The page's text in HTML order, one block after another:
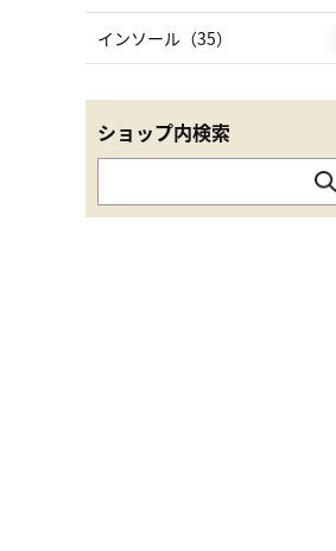
インソール（35）
ショップ内検索